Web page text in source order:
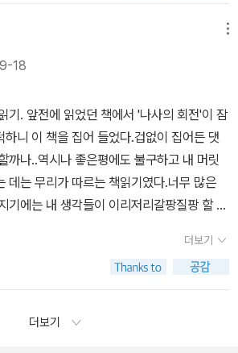
령의 존재까지도 의심이간다. 그랬기에 단서
한 해석을 낳을 수밖에 없었고 복잡한 인간
을 읽은 대부분의 독자들은 상반된 두 시선
설정할 것이다. 어린아이의 사악함과 영웅
아이의 순진무구함과 정신분열증이 있는 가
쪽으로 치우치기엔 문장 곳곳에서 발견되는
다. 심지어 그 더글러스라는 인물의 실체와
의 존재까지도 의심투성이다. 제일 궁금증을
퇴학을 당한 이유였지만 피터 퀸스와 제셀양
도 심증만 있을 뿐 명확한 진실이 드러나지 않
의 실체를 그로스 부인도 확인해 주었을 땐
에 없었고 과거의 좋지 못했던 일들이 현재
란 가정교사는 선과 악의 이분법적 사고가
최소한 선의인지 적의인지 조차도 분명하
잖아요' ' 다 아시잖아요 그렇고말고요' 모
아무 대답도 하지 않고 있다. '그러면 넌 잠들
워 생각을 했거든요' '네가 생각하는 게 뭔
이 아니라면 달리 뭐겠어요?' '글쎄요....아시
긴 괴상한 일을 생각해요' '뭐가 괴상하다는
절 가르치시는 방법말이에요 그리고 나머지
일이라니?' '다 아시면서요 그렇고말고
돌보는 것이 원래의 가정교사의 일이지만
플로라의 오빠인 마일스와 이루어진다. 그러
모호하고 그 대화만으로는 무슨 의미인지 알
마찬가지로 말이 막히고 또한 이 대화가 마
은 가정교사가 자신의 직업생활을 계속 해나
18
기. 앞전에 읽었던 책에서 '나사의 회전'이 잠
하니 이 책을 집어 들었다.겁없이 집어든 댓
까나..역시나 좋은평에도 불구하고 내 머릿
데는 무리가 따르는 책읽기였다.너무 많은
기에는 내 생각들이 이리저리갈팡질팡 할 수
음을 다 헤아릴 수 없었음을 밝힌다.유령이
을 나타내는 이야기?유령이야기인가 싶으
고 심리적 불안이라고 하기엔 미스테리 하지
은 유령이 있다는 걸까?어느 곳에서든 귀신
더보기
더보기